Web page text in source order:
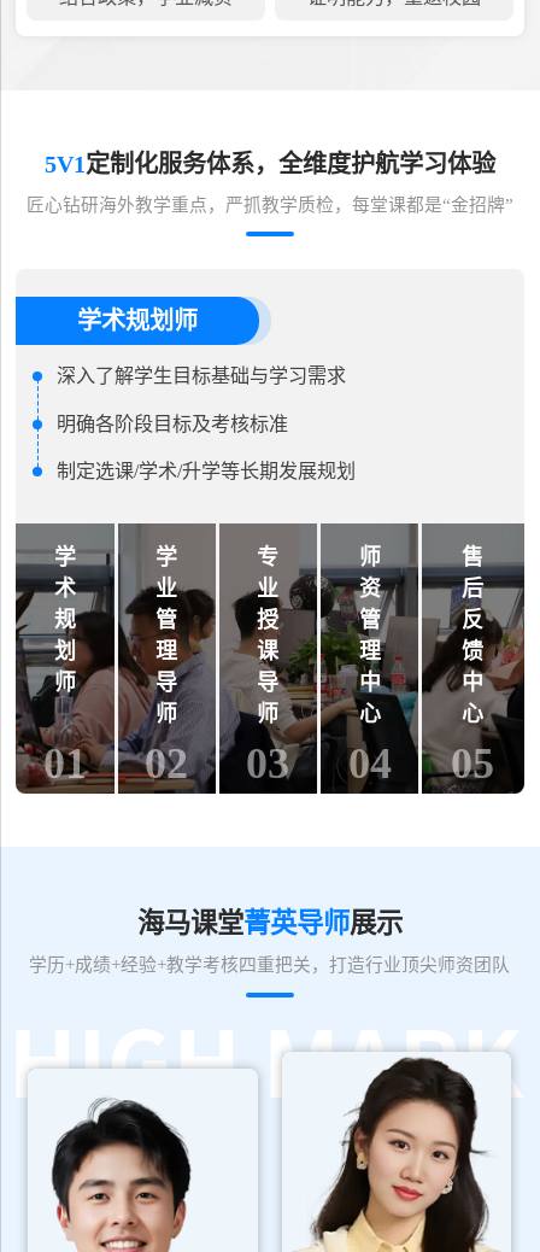
5V1定制化服务体系，全维度护航学习体验
匠心钻研海外教学重点，严抓教学质检，每堂课都是“金招牌”
学术规划师
深入了解学生目标基础与学习需求
明确各阶段目标及考核标准
制定选课/学术/升学等长期发展规划
学
术
规
划
师
01
学
业
管
理
导
师
02
专
业
授
课
导
师
03
师
资
管
理
中
心
04
售
后
反
馈
中
心
05
海马课堂菁英导师展示
学历+成绩+经验+教学考核四重把关，打造行业顶尖师资团队